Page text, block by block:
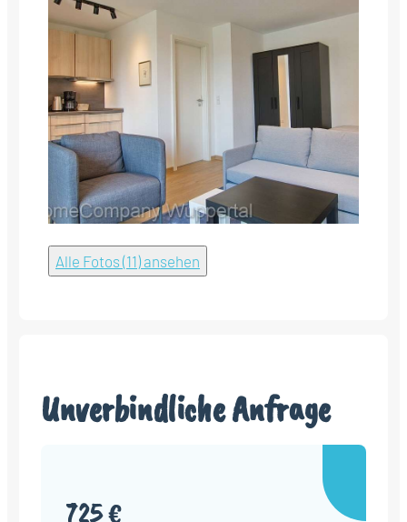
Alle Fotos (11) ansehen
Unverbindliche Anfrage
725 €